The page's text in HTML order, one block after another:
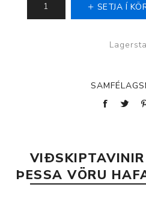
SETJA Í
ÞESSA VÖRU